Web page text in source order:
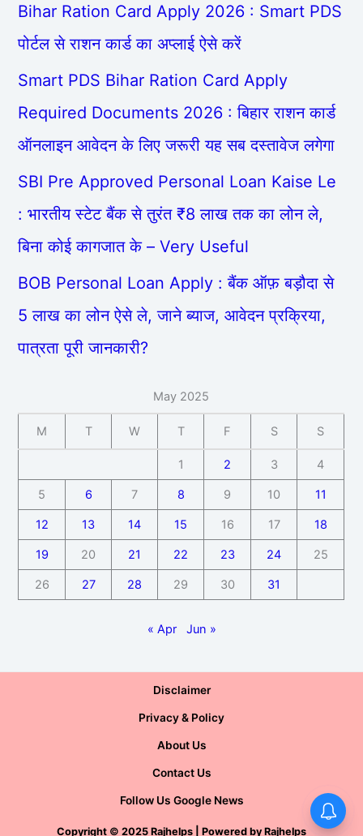
Bihar Ration Card Apply 2026 : Smart PDS
पोर्टल से राशन कार्ड का अप्लाई ऐसे करें
Smart PDS Bihar Ration Card Apply
Required Documents 2026 : बिहार राशन कार्ड
ऑनलाइन आवेदन के लिए जरूरी यह सब दस्तावेज लगेगा
SBI Pre Approved Personal Loan Kaise Le
: भारतीय स्टेट बैंक से तुरंत ₹8 लाख तक का लोन ले,
बिना कोई कागजात के – Very Useful
BOB Personal Loan Apply : बैंक ऑफ़ बड़ौदा से
5 लाख का लोन ऐसे ले, जाने ब्याज, आवेदन प्रक्रिया,
पात्रता पूरी जानकारी?
May 2025
M T W T F S S
1 2 3 4
5 6 7 8 9 10 11
12 13 14 15 16 17 18
19 20 21 22 23 24 25
26 27 28 29 30 31
« Apr Jun »
Disclaimer
Privacy & Policy
About Us
Contact Us
Follow Us Google News
Copyright © 2025 Rajhelps | Powered by Rajhelps